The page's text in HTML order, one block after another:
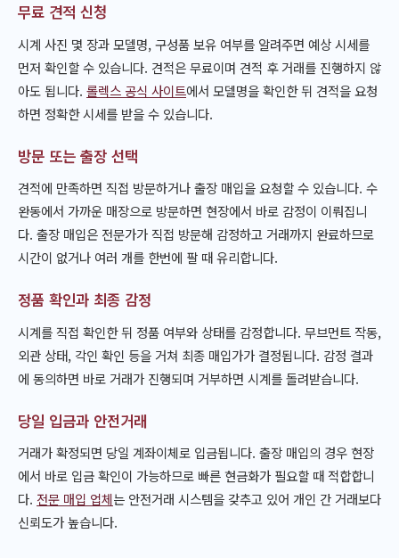
무료 견적 신청
시계 사진 몇 장과 모델명, 구성품 보유 여부를 알려주면 예상 시세를
먼저 확인할 수 있습니다. 견적은 무료이며 견적 후 거래를 진행하지 않
아도 됩니다. 롤렉스 공식 사이트에서 모델명을 확인한 뒤 견적을 요청
하면 정확한 시세를 받을 수 있습니다.
방문 또는 출장 선택
견적에 만족하면 직접 방문하거나 출장 매입을 요청할 수 있습니다. 수
완동에서 가까운 매장으로 방문하면 현장에서 바로 감정이 이뤄집니
다. 출장 매입은 전문가가 직접 방문해 감정하고 거래까지 완료하므로
시간이 없거나 여러 개를 한번에 팔 때 유리합니다.
정품 확인과 최종 감정
시계를 직접 확인한 뒤 정품 여부와 상태를 감정합니다. 무브먼트 작동,
외관 상태, 각인 확인 등을 거쳐 최종 매입가가 결정됩니다. 감정 결과
에 동의하면 바로 거래가 진행되며 거부하면 시계를 돌려받습니다.
당일 입금과 안전거래
거래가 확정되면 당일 계좌이체로 입금됩니다. 출장 매입의 경우 현장
에서 바로 입금 확인이 가능하므로 빠른 현금화가 필요할 때 적합합니
다. 전문 매입 업체는 안전거래 시스템을 갖추고 있어 개인 간 거래보다
신뢰도가 높습니다.